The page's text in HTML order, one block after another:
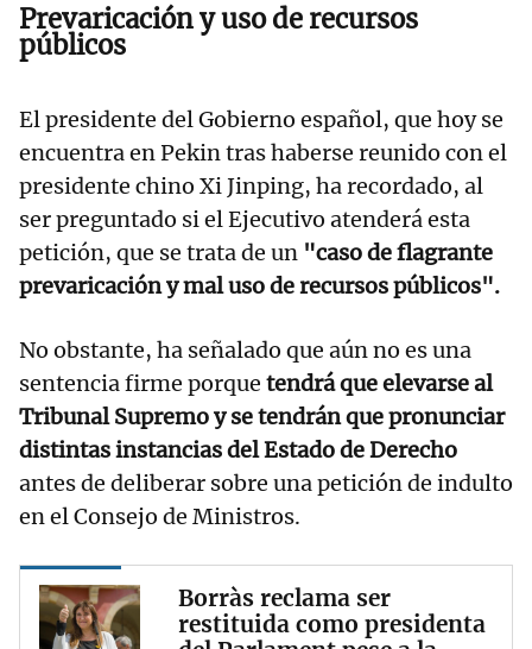
Prevaricación y uso de recursos
públicos
El presidente del Gobierno español, que hoy se
encuentra en Pekin tras haberse reunido con el
presidente chino Xi Jinping, ha recordado, al
ser preguntado si el Ejecutivo atenderá esta
petición, que se trata de un "caso de flagrante
prevaricación y mal uso de recursos públicos".
No obstante, ha señalado que aún no es una
sentencia firme porque tendrá que elevarse al
Tribunal Supremo y se tendrán que pronunciar
distintas instancias del Estado de Derecho
antes de deliberar sobre una petición de indulto
en el Consejo de Ministros.
Borràs reclama ser
restituida como presidenta